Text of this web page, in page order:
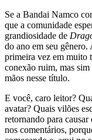
Se a Bandai Namco
que a comunidade
grandiosidade de
do ano em seu gênero.
primeira vez em muito
conexão ruim, mas sim
mãos nesse título.
E você, caro leitor?
avatar? Quais vilões
retornando para
nos comentários,